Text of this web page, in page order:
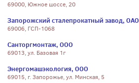
69000, Южное шоссе, 20
Запорожский сталепрокатный завод, ОАО
69006, ГСП-1068
Санторгмонтаж, ООО
69013, ул. Базовая 1г
Энергомашэкология, ООО
69015, г. Запорожье, ул. Минская, 5